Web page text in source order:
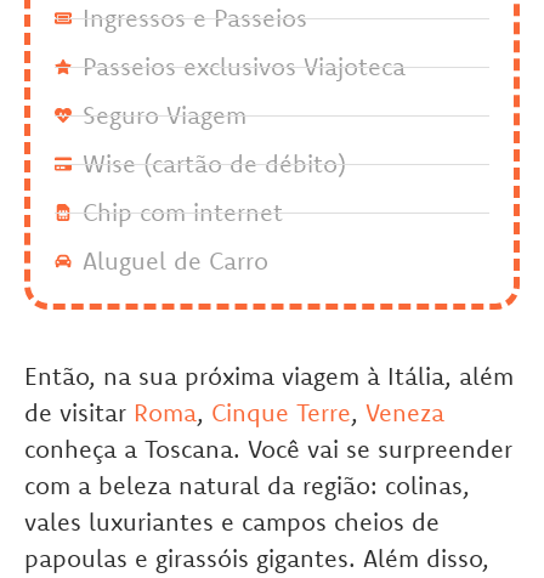
Ingressos e Passeios
Passeios exclusivos Viajoteca
Seguro Viagem
Wise (cartão de débito)
Chip com internet
Aluguel de Carro
Então, na sua próxima viagem à Itália, além
de visitar Roma, Cinque Terre, Veneza
conheça a Toscana. Você vai se surpreender
com a beleza natural da região: colinas,
vales luxuriantes e campos cheios de
papoulas e girassóis gigantes. Além disso,